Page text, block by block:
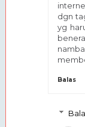
dgn
yg
Balas